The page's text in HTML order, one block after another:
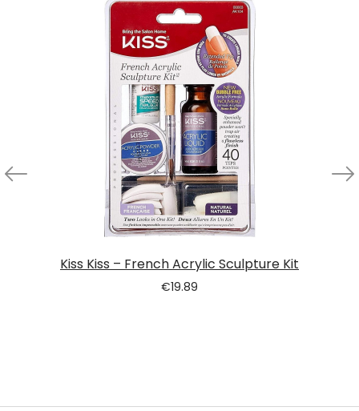
Kiss Kiss – French Acrylic Sculpture Kit
€19.89